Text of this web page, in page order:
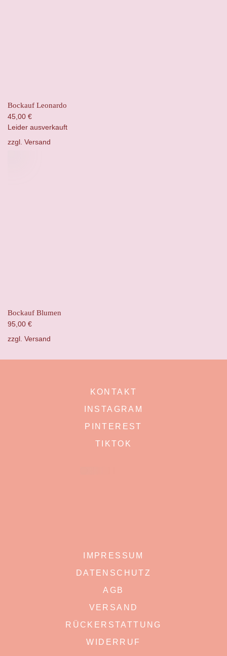
Bockauf Leonardo
45,00 €
Leider ausverkauft
zzgl. Versand
Bockauf Blumen
95,00 €
zzgl. Versand
KONTAKT
INSTAGRAM
PINTEREST
TIKTOK
IMPRESSUM
DATENSCHUTZ
AGB
VERSAND
RÜCKERSTATTUNG
WIDERRUF